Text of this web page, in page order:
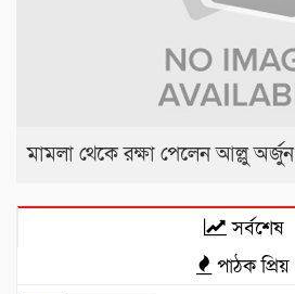
মামলা থেকে রক্ষা পেলেন আল্লু অর্জুন
সর্বশেষ
পাঠক প্রিয়